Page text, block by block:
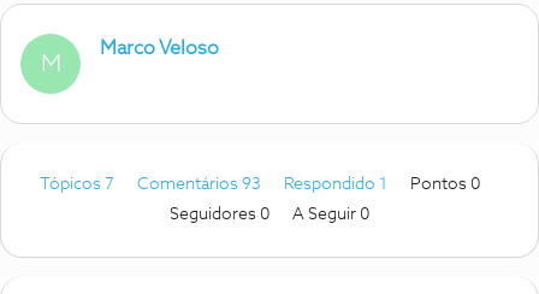
M
Marco Veloso
Tópicos 7 Comentários 93 Respondido 1
Pontos 0
Seguidores 0 A Seguir 0